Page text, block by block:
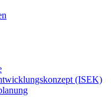
(ISEK)